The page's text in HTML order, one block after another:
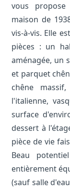
vous
maison de
vis-à-vis. Elle
pièces : un
aménagée, un
et parquet
chêne
l'italienne,
surface
dessert à
pièce de vie
Beau
entièrement
(sauf salle